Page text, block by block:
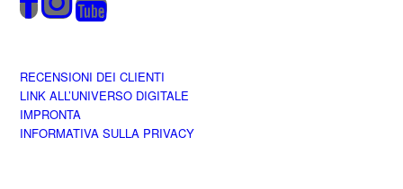
RECENSIONI DEI CLIENTI
LINK ALL’UNIVERSO DIGITALE
IMPRONTA
INFORMATIVA SULLA PRIVACY